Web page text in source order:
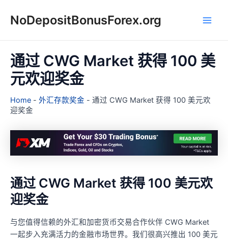
NoDepositBonusForex.org
通过 CWG Market 获得 100 美
元欢迎奖金
Home - 外汇存款奖金 - 通过 CWG Market 获得 100 美元欢
迎奖金
通过 CWG Market 获得 100 美元欢
迎奖金
与您值得信赖的外汇和加密货币交易合作伙伴 CWG Market
一起步入充满活力的金融市场世界。我们很高兴推出 100 美元